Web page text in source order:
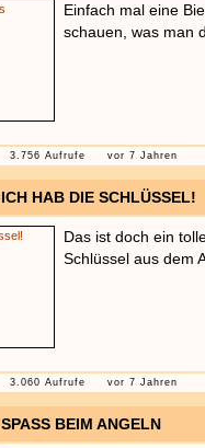
Einfach mal eine
schauen, was man
3.756 Aufrufe vor 7 Jahren
ICH HAB DIE SCHLÜSSEL!
Das ist doch ein
Schlüssel aus dem
3.060 Aufrufe vor 7 Jahren
SPASS BEIM ANGELN